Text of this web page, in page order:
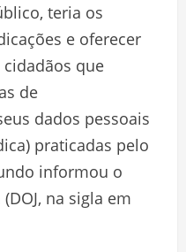
teria os
e oferecer
que
de
dados pessoais
praticadas pelo
informou o
na sigla em